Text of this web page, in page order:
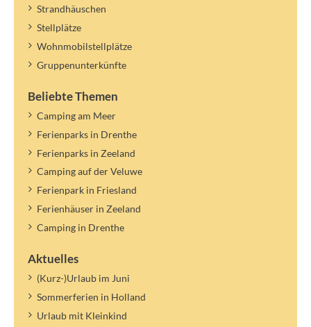
Strandhäuschen
Stellplätze
Wohnmobilstellplätze
Gruppenunterkünfte
Beliebte Themen
Camping am Meer
Ferienparks in Drenthe
Ferienparks in Zeeland
Camping auf der Veluwe
Ferienpark in Friesland
Ferienhäuser in Zeeland
Camping in Drenthe
Aktuelles
(Kurz-)Urlaub im Juni
Sommerferien in Holland
Urlaub mit Kleinkind